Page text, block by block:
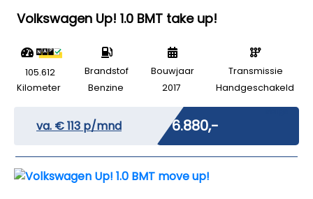
Volkswagen Up! 1.0 BMT take up!
105.612
Kilometer
Brandstof
Benzine
Bouwjaar
2017
Transmissie
Handgeschakeld
va. €113 p/mnd € 6.880,-